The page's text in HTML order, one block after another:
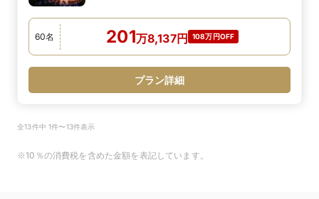
60名 201万8,137円 108万円OFF
プラン詳細
全13件中 1件〜13件表示
※10％の消費税を含めた金額を表記しています。